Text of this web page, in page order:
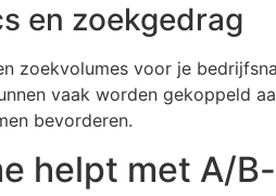
en zoekgedrag
zoekvolumes voor je
vaak worden gekoppeld
bevorderen.
helpt met A/